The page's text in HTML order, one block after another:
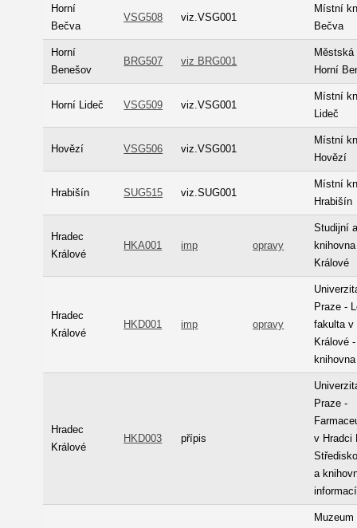
Horní
Bečva
VSG508 viz.VSG001
Místní
Bečva
Horní
Benešov
BRG507 viz BRG001
Městská
Horní
Horní Lideč VSG509 viz.VSG001
Místní
Lideč
Hovězí VSG506 viz.VSG001
Místní
Hovězí
Hrabišín SUG515 viz.SUG001
Místní
Hrabišín
Hradec
Králové
HKA001 imp opravy
Studijní
Králové
Hradec
Králové
HKD001 imp opravy
Praze -
fakulta v
Králové
Hradec
Králové
HKD003 přípis
Praze -
v Hradci
a
informací